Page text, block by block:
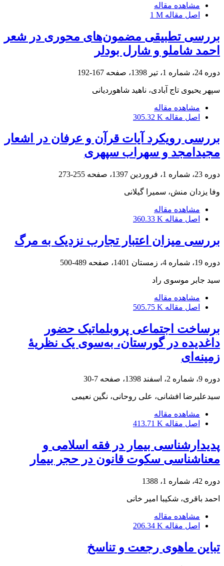
مشاهده مقاله
اصل مقاله 1 M
بررسی تطبیقی مضمون‌های محوری در شعر
احمد شاملو و شارل بودلر
دوره 24، شماره 1، تیر 1398، صفحه 167-192
سپهر یحیوی تاج آبادی، ناهید شاهوردیانی
مشاهده مقاله
اصل مقاله 305.32 K
بررسی رویکرد آیات قرآن و عرفان در اشعار
مجیدامجد و سهراب سپهری
دوره 23، شماره 1، فروردین 1397، صفحه 255-273
وفا یزدان منش، سمیرا گیلانی
مشاهده مقاله
اصل مقاله 360.33 K
بررسی میزان اعتبار تجارب نزدیک به مرگ
دوره 19، شماره 4، زمستان 1401، صفحه 489-500
سید جابر موسوی راد
مشاهده مقاله
اصل مقاله 505.75 K
برساخت اجتماعی پروبلماتیک حضور
داغدیده در گورستان، به‌سوی یک نظریۀ
زمینه‌ای
دوره 9، شماره 2، اسفند 1398، صفحه 7-30
سیدعلیرضا افشانی، علی روحانی، نگین نعیمی
مشاهده مقاله
اصل مقاله 413.71 K
پدیدارشناسی بیمار در فقه اسلامی و
معناشناسی سکوت قانون در حجر بیمار
دوره 42، شماره 1، 1388
احمد باقری، شکیبا امیر خانی
مشاهده مقاله
اصل مقاله 206.34 K
تباین ماهوی رجعت و تناسخ